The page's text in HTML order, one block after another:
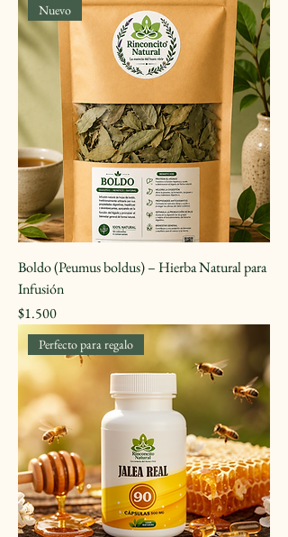
Nuevo
Boldo (Peumus boldus) – Hierba Natural para
Infusión
Precio
$1.500
Perfecto para regalo